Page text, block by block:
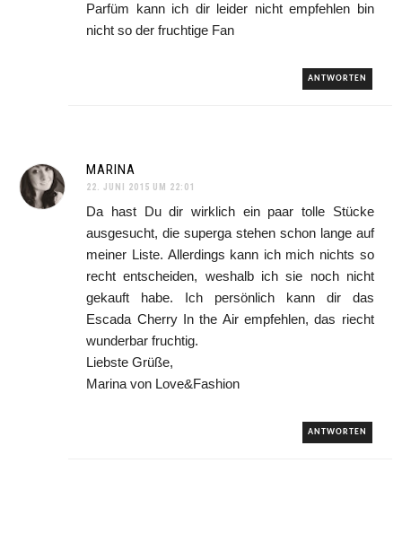
Parfüm kann ich dir leider nicht empfehlen bin
nicht so der fruchtige Fan
ANTWORTEN
MARINA
22. JUNI 2015 UM 22:01
Da hast Du dir wirklich ein paar tolle Stücke
ausgesucht, die superga stehen schon lange auf
meiner Liste. Allerdings kann ich mich nichts so
recht entscheiden, weshalb ich sie noch nicht
gekauft habe. Ich persönlich kann dir das
Escada Cherry In the Air empfehlen, das riecht
wunderbar fruchtig.
Liebste Grüße,
Marina von Love&Fashion
ANTWORTEN